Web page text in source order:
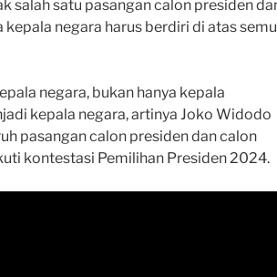
salah satu pasangan calon presiden
negara harus berdiri di atas
negara, bukan hanya kepala
kepala negara, artinya Joko Widodo
pasangan calon presiden dan calon
kontestasi Pemilihan Presiden 2024.